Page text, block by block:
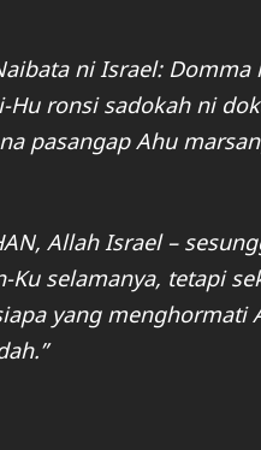
ni Israel:
ronsi sadokah ni
pasangap Ahu
Allah Israel –
selamanya, tetapi
yang